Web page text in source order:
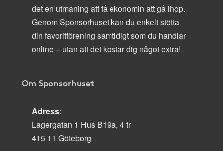
det en utmaning att få ekonomin att gå ihop.
Genom Sponsorhuset kan du enkelt stötta
din favoritförening samtidigt som du handlar
online – utan att det kostar dig något extra!
Om Sponsorhuset
Adress:
Lagergatan 1 Hus B19a, 4 tr
415 11 Göteborg